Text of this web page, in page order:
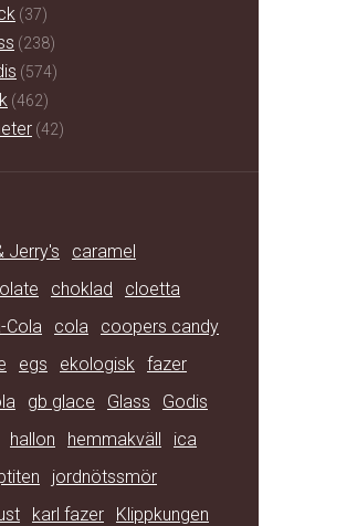
(37)
(238)
(574)
(462)
(42)
Jerry's
caramel
choklad
cloetta
Cola
cola
coopers candy
egs ekologisk fazer
gb glace Glass
Godis
hallon hemmakväll
ica
jordnötssmör
karl fazer
Klippkungen